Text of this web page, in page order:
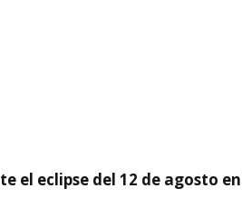
el eclipse del 12 de agosto